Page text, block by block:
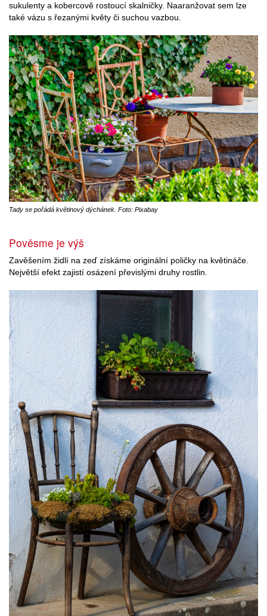
sukulenty a kobercově rostoucí skalničky. Naaranžovat sem lze
také vázu s řezanými květy či suchou vazbou.
Tady se pořádá květinový dýchánek. Foto: Pixabay
Pověsme je výš
Zavěšením židlí na zeď získáme originální poličky na květináče.
Největší efekt zajistí osázení převislými druhy rostlin.